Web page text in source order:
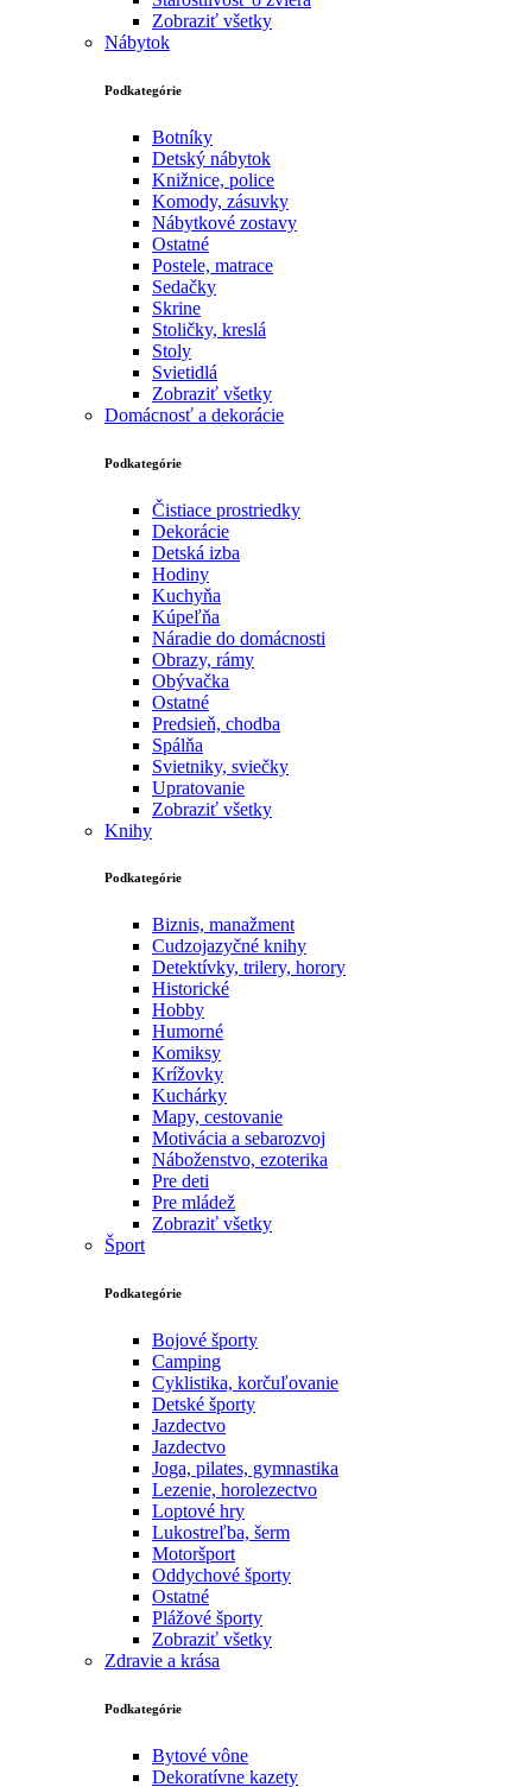
Zobraziť všetky
Nábytok
Podkategórie
Botníky
Detský nábytok
Knižnice, police
Komody, zásuvky
Nábytkové zostavy
Ostatné
Postele, matrace
Sedačky
Skrine
Stoličky, kreslá
Stoly
Svietidlá
Zobraziť všetky
Domácnosť a dekorácie
Podkategórie
Čistiace prostriedky
Dekorácie
Detská izba
Hodiny
Kuchyňa
Kúpeľňa
Náradie do domácnosti
Obrazy, rámy
Obývačka
Ostatné
Predsieň, chodba
Spálňa
Svietniky, sviečky
Upratovanie
Zobraziť všetky
Knihy
Podkategórie
Biznis, manažment
Cudzojazyčné knihy
Detektívky, trilery, horory
Historické
Hobby
Humorné
Komiksy
Krížovky
Kuchárky
Mapy, cestovanie
Motivácia a sebarozvoj
Náboženstvo, ezoterika
Pre deti
Pre mládež
Zobraziť všetky
Šport
Podkategórie
Bojové športy
Camping
Cyklistika, korčuľovanie
Detské športy
Jazdectvo
Jazdectvo
Joga, pilates, gymnastika
Lezenie, horolezectvo
Loptové hry
Lukostreľba, šerm
Motoršport‎
Oddychové športy
Ostatné
Plážové športy
Zobraziť všetky
Zdravie a krása
Podkategórie
Bytové vône
Dekoratívne kazety